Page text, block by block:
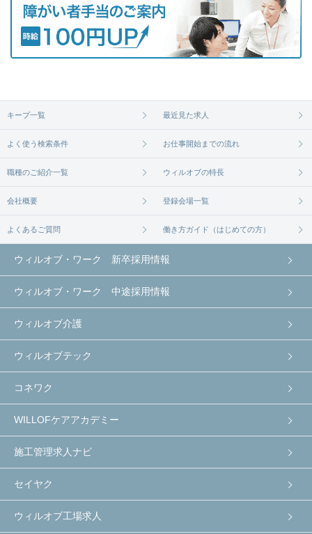
キープ一覧 最近見た求人
よく使う検索条件 お仕事開始までの流れ
職種のご紹介一覧 ウィルオブの特長
会社概要 登録会場一覧
よくあるご質問 働き方ガイド（はじめての方）
ウィルオブ・ワーク 新卒採用情報
ウィルオブ・ワーク 中途採用情報
ウィルオブ介護
ウィルオブテック
コネワク
WILLOFケアアカデミー
施工管理求人ナビ
セイヤク
ウィルオブ工場求人